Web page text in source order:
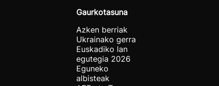
Gaurkotasuna
Azken berriak
Ukrainako gerra
Euskadiko lan
egutegia 2026
Eguneko
albisteak